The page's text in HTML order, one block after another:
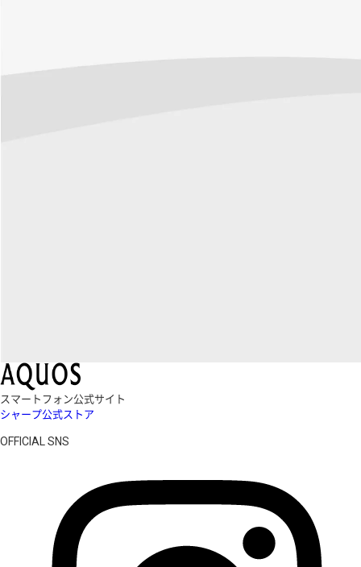
スマートフォン公式サイト
シャープ公式ストア
OFFICIAL SNS